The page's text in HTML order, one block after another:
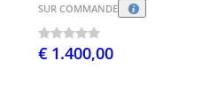
SUR COMMANDE
€ 1.400,00